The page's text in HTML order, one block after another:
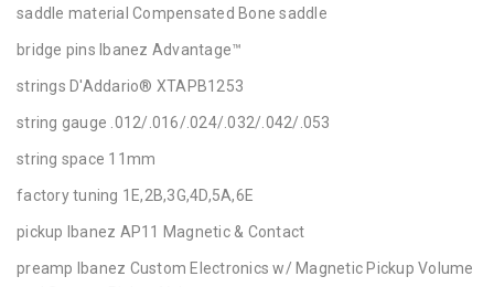
saddle material Compensated Bone saddle
bridge pins Ibanez Advantage™
strings D'Addario® XTAPB1253
string gauge .012/.016/.024/.032/.042/.053
string space 11mm
factory tuning 1E,2B,3G,4D,5A,6E
pickup Ibanez AP11 Magnetic & Contact
preamp Ibanez Custom Electronics w/ Magnetic Pickup Volume